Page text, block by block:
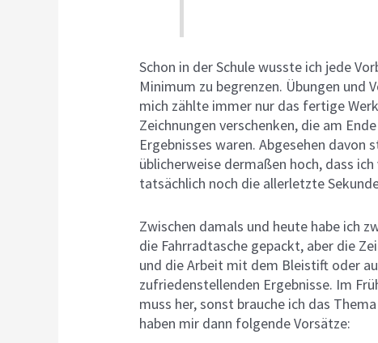
Schon in der Schule wusste ich jede
Minimum zu begrenzen. Übungen und
mich zählte immer nur das fertige
Zeichnungen verschenken, die am
Ergebnisses waren. Abgesehen
üblicherweise dermaßen hoch, dass
tatsächlich noch die allerletzte
Zwischen damals und heute habe ich
die Fahrradtasche gepackt, aber die
und die Arbeit mit dem Bleistift oder
zufriedenstellenden Ergebnisse. Im
muss her, sonst brauche ich das
haben mir dann folgende Vorsätze: